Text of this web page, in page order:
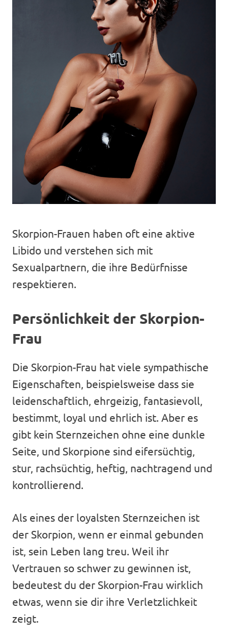
Skorpion-Frauen haben oft eine aktive
Libido und verstehen sich mit
Sexualpartnern, die ihre Bedürfnisse
respektieren.
Persönlichkeit der Skorpion-
Frau
Die Skorpion-Frau hat viele sympathische
Eigenschaften, beispielsweise dass sie
leidenschaftlich, ehrgeizig, fantasievoll,
bestimmt, loyal und ehrlich ist. Aber es
gibt kein Sternzeichen ohne eine dunkle
Seite, und Skorpione sind eifersüchtig,
stur, rachsüchtig, heftig, nachtragend und
kontrollierend.
Als eines der loyalsten Sternzeichen ist
der Skorpion, wenn er einmal gebunden
ist, sein Leben lang treu. Weil ihr
Vertrauen so schwer zu gewinnen ist,
bedeutest du der Skorpion-Frau wirklich
etwas, wenn sie dir ihre Verletzlichkeit
zeigt.